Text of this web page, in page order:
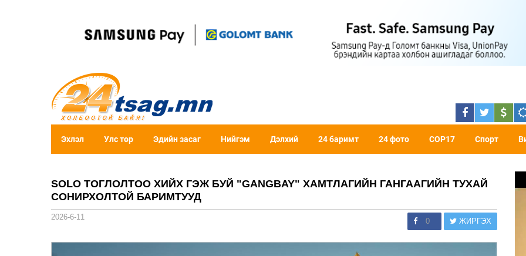
Эхлэл Улс төр Эдийн засаг Нийгэм Дэлхий 24 баримт 24 фото COP17 Спорт
SOLO ТОГЛОЛТОО ХИЙХ ГЭЖ БУЙ "GANGBAY" ХАМТЛАГИЙН ГАНГААГИЙН ТУХАЙ
СОНИРХОЛТОЙ БАРИМТУУД
2026-6-11 0 ЖИРГЭХ